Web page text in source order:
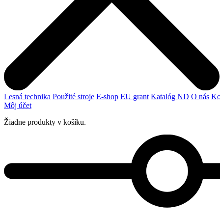
Lesná technika Použité stroje E-shop EU grant Katalóg ND O nás
Môj účet
Žiadne produkty v košíku.